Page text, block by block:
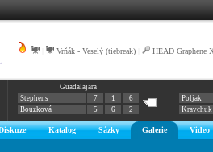
Vrňák - Veselý (tiebreak) HEAD Graphene
Guadalajara
Stephens
7 1
6
Bouzková
5 6 2
Poljak
Kravchuk
Katalog Sázky Galerie Video